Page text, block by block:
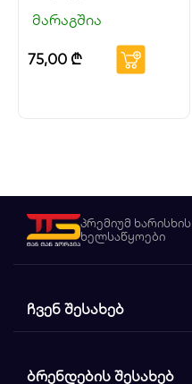
მარაგშია
75,00 ₾
პრემიუმ ხარისხის
ხელსაწყოები
ᲩᲕᲔᲜ ᲨᲔᲡᲐᲮᲔᲑ
ᲑᲠᲔᲜᲓᲔᲑᲘᲡ ᲨᲔᲡᲐᲮᲔᲑ